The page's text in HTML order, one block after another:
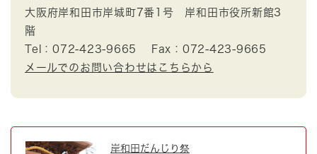
大阪府岸和田市岸城町7番1号 岸和田市役所新館3
階
Tel：072-423-9665
Fax：072-423-9665
メールでのお問い合わせはこちらから
岸和田だんじり祭